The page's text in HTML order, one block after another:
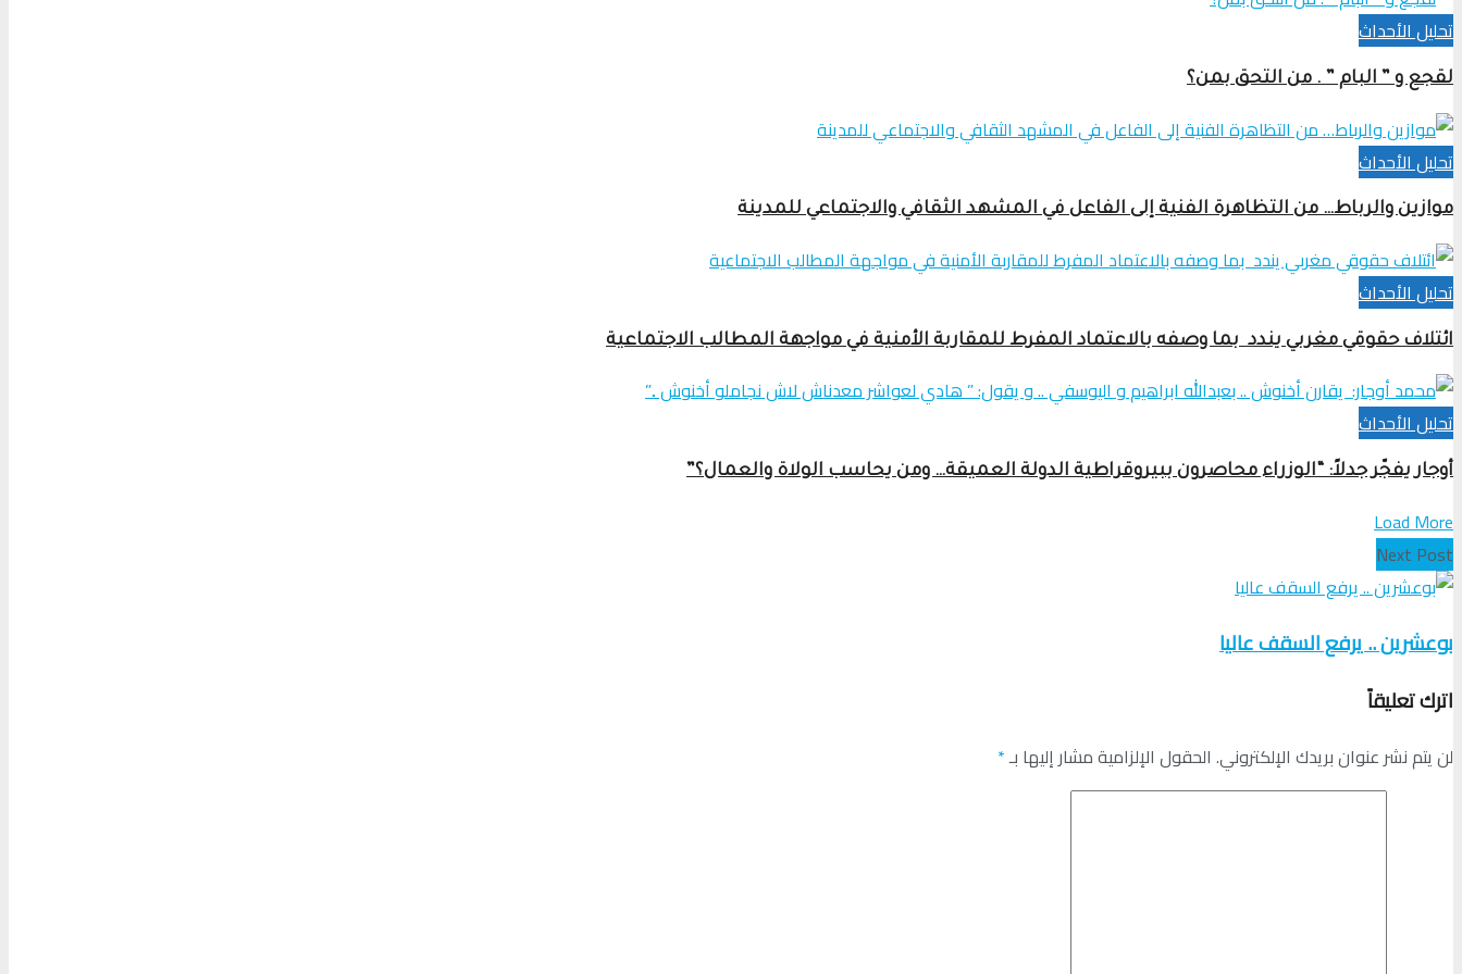
تحلیل الأحداث
لقجع و ” البام ” . من التحق بمن؟
تحلیل الأحداث
موازين والرباط… من التظاهرة الفنية إلى الفاعل في المشهد الثقافي والاجتماعي للمدينة
تحلیل الأحداث
ائتلاف حقوقي مغربي يندد بما وصفه بالاعتماد المفرط للمقاربة الأمنية في مواجهة المطالب الاجتماعية
تحلیل الأحداث
أوجار يفجّر جدلاً: “الوزراء محاصرون ببيروقراطية الدولة العميقة… ومن يحاسب الولاة والعمال؟”
Load More
Next Post
بوعشرين .. يرفع السقف عاليا
اترك تعليقاً
لن يتم نشر عنوان بريدك الإلكتروني. الحقول الإلزامية مشار إليها بـ*